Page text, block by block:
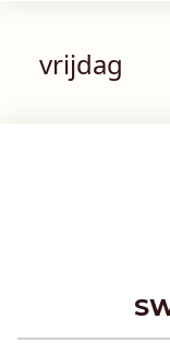
vrijdag